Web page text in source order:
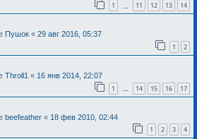
1 11 12 13 14
Пушок « 29 авг 2016, 05:37
1 2
Throll1 « 16 янв 2014, 22:07
1 … 14 15 16 17
beefeather « 18 фев 2010, 02:44
1 2 3 4